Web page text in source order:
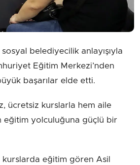
belediyecilik anlayışıyla
Eğitim Merkezi’nden
başarılar elde etti.
ücretsiz kurslarla hem aile
eğitim yolculuğuna güçlü bir
kurslarda eğitim gören Asil